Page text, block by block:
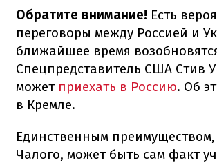
Обратите внимание! Есть
переговоры между Россией и
ближайшее время
Спецпредставитель США Стив
может приехать в Россию. Об
в Кремле.
Единственным
Чалого, может быть сам факт